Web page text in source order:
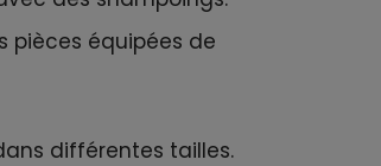
pièces équipées de
différentes tailles.